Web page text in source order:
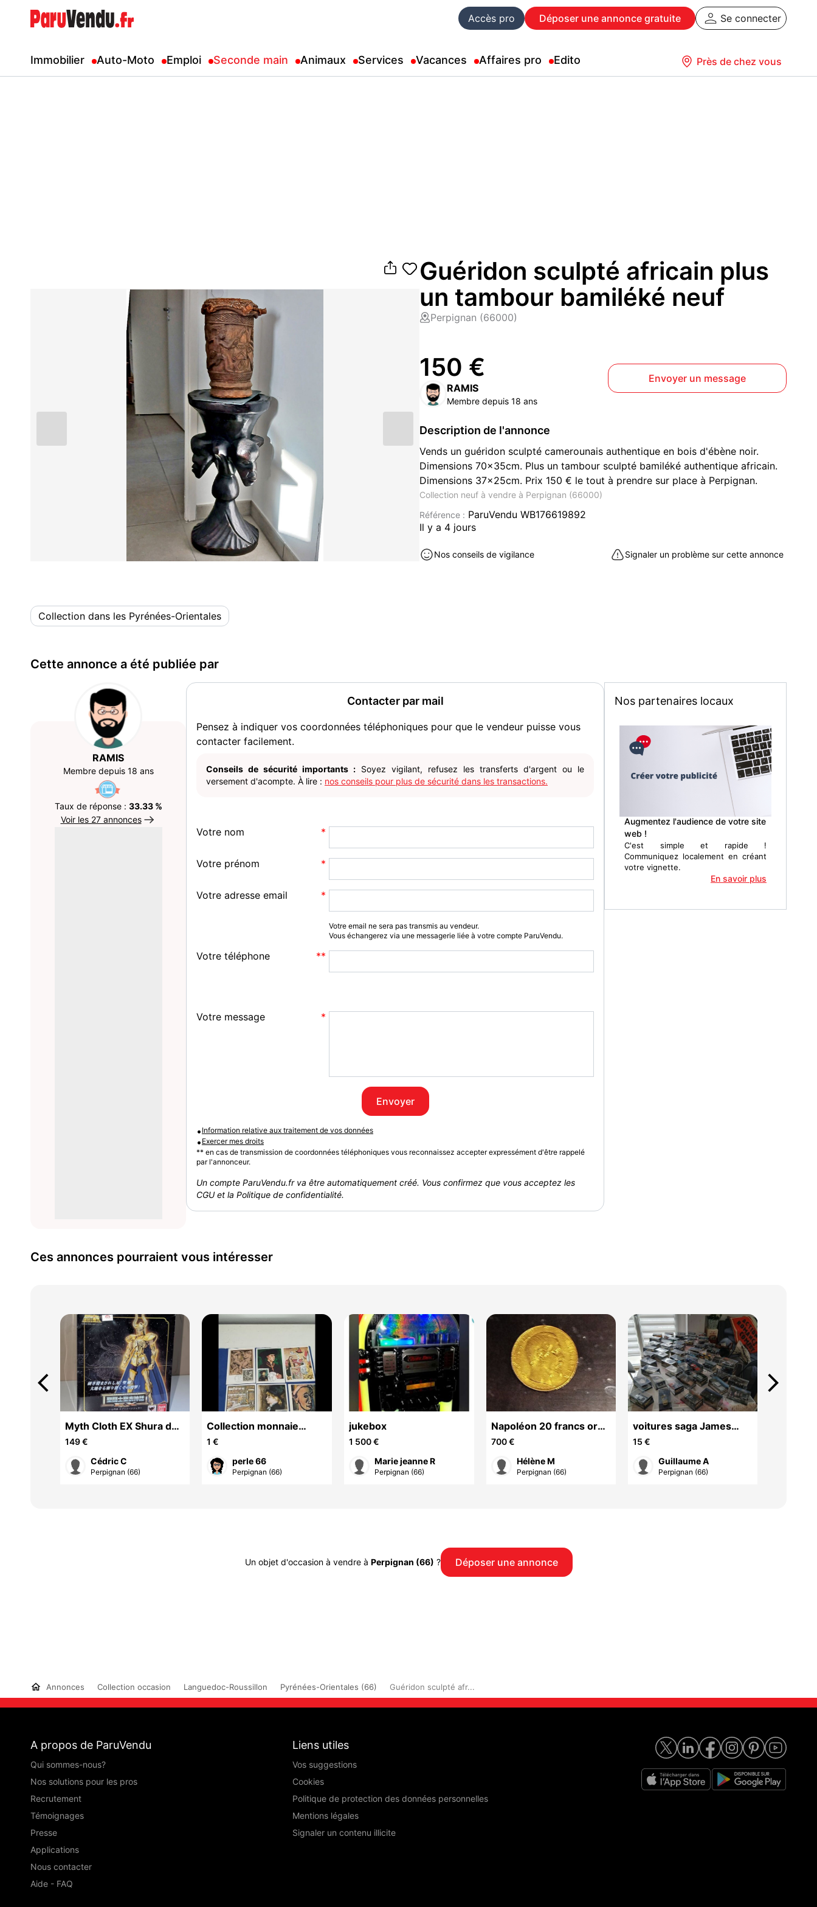
Accès pro Déposer une annonce gratuite Se connecter
Immobilier Auto-Moto Emploi Seconde main Animaux Services Vacances Affaires pro Edito Près de chez vous
Guéridon sculpté africain plus
un tambour bamiléké neuf
Perpignan (66000)
150 €
RAMIS
Membre depuis 18 ans
Envoyer un message
Description de l'annonce
Vends un guéridon sculpté camerounais authentique en bois d'ébène noir.
Dimensions 70x35cm. Plus un tambour sculpté bamiléké authentique africain.
Dimensions 37x25cm. Prix 150 € le tout à prendre sur place à Perpignan.
Collection neuf à vendre à Perpignan (66000)
Référence : ParuVendu WB176619892
Il y a 4 jours
Nos conseils de vigilance Signaler un problème sur cette annonce
Collection dans les Pyrénées-Orientales
Cette annonce a été publiée par
RAMIS
Membre depuis 18 ans
Taux de réponse : 33.33 %
Voir les 27 annonces
Contacter par mail
Pensez à indiquer vos coordonnées téléphoniques pour que le vendeur puisse vous
contacter facilement.
Conseils de sécurité importants : Soyez vigilant, refusez les transferts d'argent ou le
versement d'acompte. À lire : nos conseils pour plus de sécurité dans les transactions.
Votre nom
Votre prénom
Votre adresse email
Votre email ne sera pas transmis au vendeur.
Vous échangerez via une messagerie liée à votre compte ParuVendu.
Votre téléphone
Votre message
Envoyer
• Information relative aux traitement de vos données
• Exercer mes droits
** en cas de transmission de coordonnées téléphoniques vous reconnaissez accepter expressément d'être rappelé
par l'annonceur.
Un compte ParuVendu.fr va être automatiquement créé. Vous confirmez que vous acceptez les
CGU et la Politique de confidentialité.
Nos partenaires locaux
Augmentez l'audience de votre site
web !
C'est simple et rapide !
Communiquez localement en créant
votre vignette.
En savoir plus
Ces annonces pourraient vous intéresser
Myth Cloth EX Shura du
Capricorne (2013) NEUF
149 €
Cédric C
Perpignan (66)
Collection monnaie
Franc
1 €
perle 66
Perpignan (66)
jukebox
1 500 €
Marie jeanne R
Perpignan (66)
Napoléon 20 francs or
1855
700 €
Hélène M
Perpignan (66)
voitures saga James
Bond
15 €
Guillaume A
Perpignan (66)
arrow_back_ios arrow_forward_ios
Un objet d'occasion à vendre à Perpignan (66) ? Déposer une annonce
Annonces Collection occasion Languedoc-Roussillon Pyrénées-Orientales (66) Guéridon sculpté afr...
A propos de ParuVendu
Qui sommes-nous?
Nos solutions pour les pros
Recrutement
Témoignages
Presse
Applications
Nous contacter
Aide - FAQ
Liens utiles
Vos suggestions
Cookies
Politique de protection des données personnelles
Mentions légales
Signaler un contenu illicite